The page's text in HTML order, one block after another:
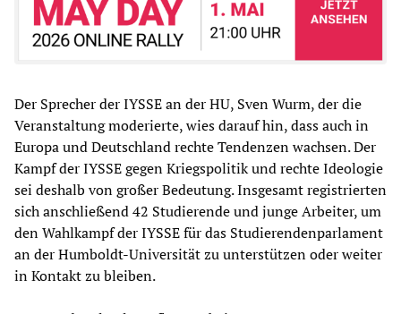
Der Sprecher der IYSSE an der HU, Sven Wurm, der die
Veranstaltung moderierte, wies darauf hin, dass auch in
Europa und Deutschland rechte Tendenzen wachsen. Der
Kampf der IYSSE gegen Kriegspolitik und rechte Ideologie
sei deshalb von großer Bedeutung. Insgesamt registrierten
sich anschließend 42 Studierende und junge Arbeiter, um
den Wahlkampf der IYSSE für das Studierendenparlament
an der Humboldt-Universität zu unterstützen oder weiter
in Kontakt zu bleiben.